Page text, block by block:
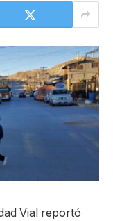
Vial reportó